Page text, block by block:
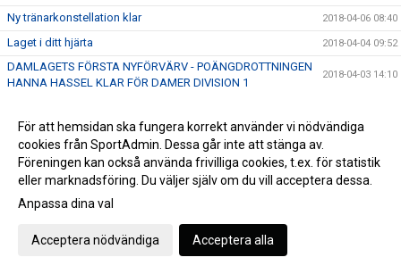
Ny tränarkonstellation klar 2018-04-06 08:40
Laget i ditt hjärta 2018-04-04 09:52
DAMLAGETS FÖRSTA NYFÖRVÄRV - POÄNGDROTTNINGEN
HANNA HASSEL KLAR FÖR DAMER DIVISION 1
2018-04-03 14:10
Årsfest 2018 2018-03-27 12:01
Provträna med Höllviken Dam! 2018-03-12 13:24
HANDELSBANKEN SHOOTING & GOALIE CAMP 2018 -
SISTA CHANSEN ATT ANMÄLA SIG!
2018-03-12 10:11
PK9 Förlänger!
För att hemsidan ska fungera korrekt använder vi nödvändiga
cookies från SportAdmin. Dessa går inte att stänga av.
Föreningen kan också använda frivilliga cookies, t.ex. för statistik
eller marknadsföring. Du väljer själv om du vill acceptera dessa.
Anpassa dina val
Acceptera nödvändiga Acceptera alla